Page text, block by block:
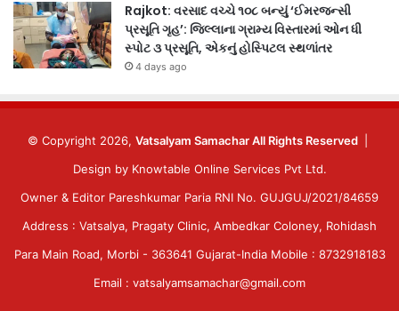
Rajkot: વરસાદ વચ્ચે ૧૦૮ બન્યું ‘ઈમરજન્સી
પ્રસૂતિ ગૃહ’: જિલ્લાના ગ્રામ્ય વિસ્તારમાં ઓન ધી
સ્પોટ ૩ પ્રસૂતિ, એકનું હોસ્પિટલ સ્થળાંતર
4 days ago
© Copyright 2026, Vatsalyam Samachar All Rights Reserved
Design by Knowtable Online Services Pvt Ltd.
Owner & Editor Pareshkumar Paria RNI No. GUJGUJ/2021/84659
Address : Vatsalya, Pragaty Clinic, Ambedkar Coloney, Rohidash
Para Main Road, Morbi - 363641 Gujarat-India Mobile : 8732918183
Email : vatsalyamsamachar@gmail.com